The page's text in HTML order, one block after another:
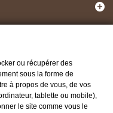
ou récupérer des
sous la forme de
à propos de vous, de vos
tablette ou mobile),
le site comme vous le